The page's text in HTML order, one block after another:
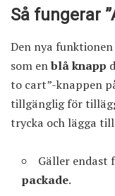
Så fungerar
Den nya
som enblå knapp
to cart”-knappen
tillgänglig för
trycka och lägga
Gäller endast
packade.